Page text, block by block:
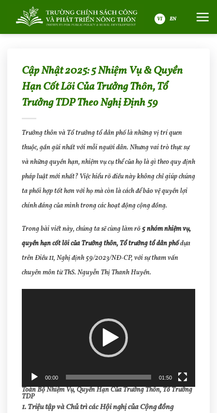
VI
Cập Nhật 2025: 5 Nhiệm Vụ & Quyền
Hạn Cốt Lõi Của Trưởng Thôn, Tổ
Trưởng TDP Theo Nghị Định 59
Trưởng thôn và Tổ trưởng tổ dân phố là những vị trí quen
thuộc, gần gũi nhất với mỗi người dân. Nhưng vai trò thực sự
và những quyền hạn, nhiệm vụ cụ thể của họ là gì theo quy định
pháp luật mới nhất? Việc hiểu rõ điều này không chỉ giúp chúng
ta phối hợp tốt hơn với họ mà còn là cách để bảo vệ quyền lợi
chính đáng của mình trong các hoạt động cộng đồng.
Trong bài viết này, chúng ta sẽ cùng làm rõ5 nhóm nhiệm vụ,
quyền hạn cốt lõi của Trưởng thôn, Tổ trưởng tổ dân phốdựa
trên Điều 11, Nghị định 59/2023/NĐ-CP, với sự tham vấn
chuyên môn từ ThS. Nguyễn Thị Thanh Huyền.
Trình
00:00 01:50
Toàn Bộ Nhiệm Vụ, Quyền Hạn Của Trưởng Thôn, Tổ Trưởng
TDP
1. Triệu tập và Chủ trì các Hội nghị của Cộng đồng